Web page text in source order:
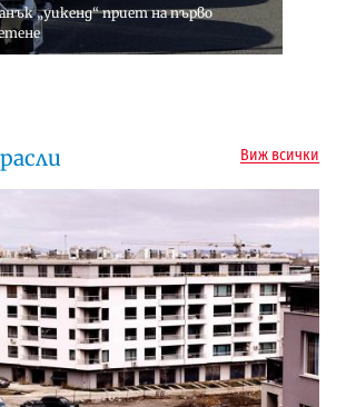
новина
„уикенд“ приет на първо
Виж всички